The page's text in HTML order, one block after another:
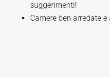
suggerimenti!
Camere ben arredate